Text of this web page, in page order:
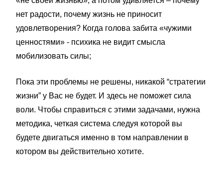
нет радости, почему жизнь не приносит
удовлетворения? Когда голова забита «чужими
ценностями» - психика не видит смысла
мобилизовать силы;
Пока эти проблемы не решены, никакой “стратегии
жизни” у Вас не будет. И здесь не поможет сила
воли. Чтобы справиться с этими задачами, нужна
методика, четкая система следуя которой вы
будете двигаться именно в том направлении в
котором вы действительно хотите.